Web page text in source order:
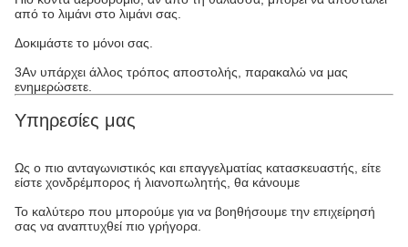
από το λιμάνι στο λιμάνι σας.
Δοκιμάστε το μόνοι σας.
3Αν υπάρχει άλλος τρόπος αποστολής, παρακαλώ να μας
ενημερώσετε.
Υπηρεσίες μας
Ως ο πιο ανταγωνιστικός και επαγγελματίας κατασκευαστής, είτε
είστε χονδρέμπορος ή λιανοπωλητής, θα κάνουμε
Το καλύτερο που μπορούμε για να βοηθήσουμε την επιχείρησή
σας να αναπτυχθεί πιο γρήγορα.